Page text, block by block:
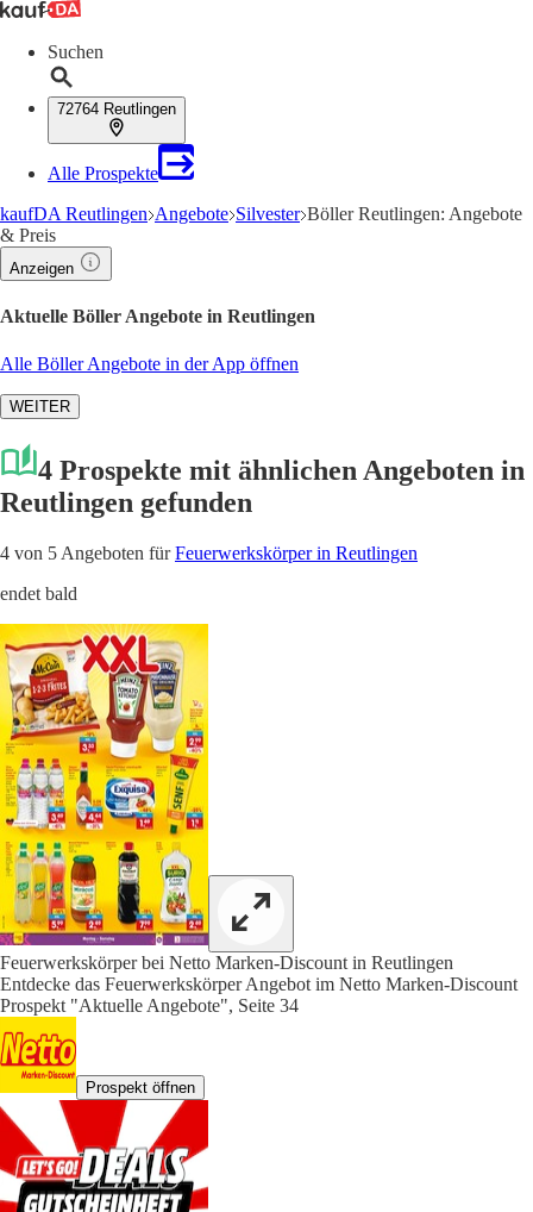
Suchen
72764 Reutlingen
Alle Prospekte
kaufDA Reutlingen Angebote Silvester Böller Reutlingen: Angebote
& Preis
Anzeigen
Aktuelle Böller Angebote in Reutlingen
Alle Böller Angebote in der App öffnen
WEITER
4 Prospekte mit ähnlichen Angeboten in
Reutlingen gefunden
4 von 5 Angeboten fürFeuerwerkskörper in Reutlingen
endet bald
Feuerwerkskörper bei Netto Marken-Discount in Reutlingen
Entdecke das Feuerwerkskörper Angebot im Netto Marken-Discount
Prospekt "Aktuelle Angebote", Seite 34
Prospekt öffnen